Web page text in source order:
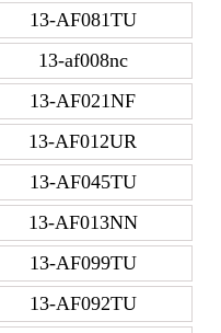
13-AF081TU
13-af008nc
13-AF021NF
13-AF012UR
13-AF045TU
13-AF013NN
13-AF099TU
13-AF092TU